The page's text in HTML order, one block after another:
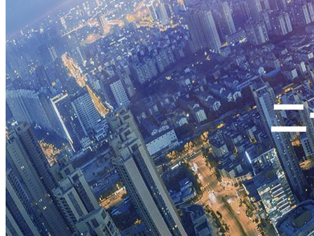
会展案例
展陈案例
新闻中心
联系我们
广招人才